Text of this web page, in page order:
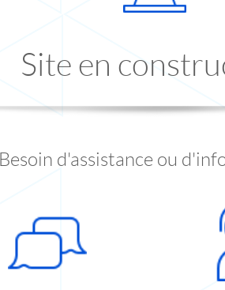
Site en
Besoin d'assistance ou